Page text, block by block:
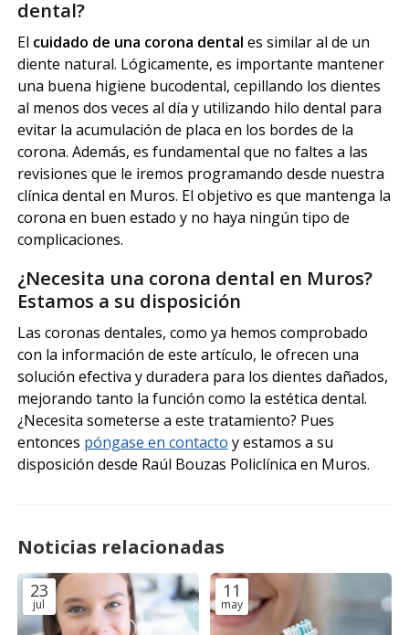
dental?
El cuidado de una corona dental es similar al de un
diente natural. Lógicamente, es importante mantener
una buena higiene bucodental, cepillando los dientes
al menos dos veces al día y utilizando hilo dental para
evitar la acumulación de placa en los bordes de la
corona. Además, es fundamental que no faltes a las
revisiones que le iremos programando desde nuestra
clínica dental en Muros. El objetivo es que mantenga la
corona en buen estado y no haya ningún tipo de
complicaciones.
¿Necesita una corona dental en Muros?
Estamos a su disposición
Las coronas dentales, como ya hemos comprobado
con la información de este artículo, le ofrecen una
solución efectiva y duradera para los dientes dañados,
mejorando tanto la función como la estética dental.
¿Necesita someterse a este tratamiento? Pues
entonces póngase en contacto y estamos a su
disposición desde Raúl Bouzas Policlínica en Muros.
Noticias relacionadas
23
jul
11
may